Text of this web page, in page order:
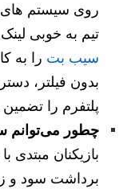
روی سیستم های
تیم به خوبی
سیب بت را به
بدون فیلتر،
پلتفرم را
چطور می‌توانم
بازیکنان
برداشت سود و